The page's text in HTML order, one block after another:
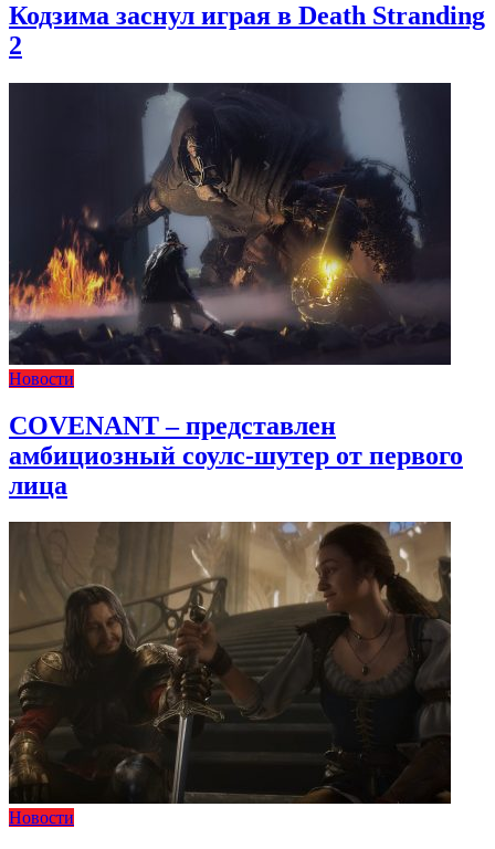
Кодзима заснул играя в Death Stranding
2
Новости
COVENANT – представлен
амбициозный соулс-шутер от первого
лица
Новости